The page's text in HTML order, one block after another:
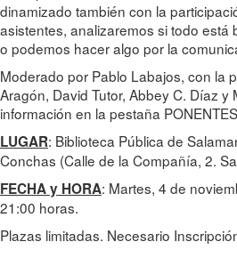
dinamizado también con la
asistentes, analizaremos si todo está
o podemos hacer algo por la
Moderado por Pablo Labajos, con la
Aragón, David Tutor, Abbey C. Díaz y
información en la pestaña
LUGAR: Biblioteca Pública de
Conchas (Calle de la Compañía, 2.
FECHA y HORA: Martes, 4 de
21:00 horas.
Plazas limitadas. Necesario